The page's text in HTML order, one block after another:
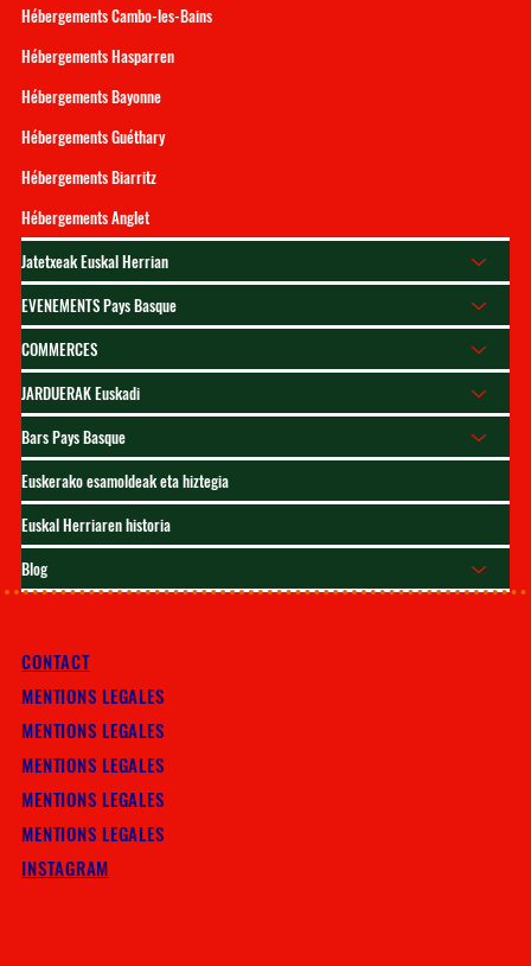
Hébergements Cambo-les-Bains
Hébergements Hasparren
Hébergements Bayonne
Hébergements Guéthary
Hébergements Biarritz
Hébergements Anglet
Jatetxeak Euskal Herrian
EVENEMENTS Pays Basque
COMMERCES
JARDUERAK Euskadi
Bars Pays Basque
Euskerako esamoldeak eta hiztegia
Euskal Herriaren historia
Blog
CONTACT
MENTIONS LEGALES
MENTIONS LEGALES
INSTAGRAM
MENTIONS LEGALES
MENTIONS LEGALES
MENTIONS LEGALES